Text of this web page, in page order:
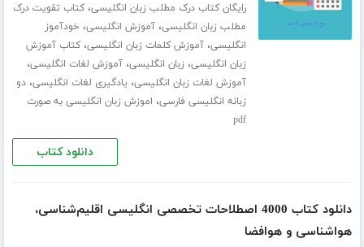
رایگان کتاب درک مطلب زبان انگلیسی،کتاب تقویت درک
مطلب زبان انگلیسی،آموزش انگلیسی، خودآموز
انگلیسی،آموزش کلمات زبان انگلیسی،کتاب آموزش
زبان انگلیسی، زبان انگلیسی،آموزش لغات انگلیسی،
آموزش لغات زبان انگلیسی، یادگیری لغات انگلیسی،دو
زبانه انگلیسی فارسی، اموزش زبان انگلیسی به صورت
pdf
دانلود کتاب
دانلود کتاب 4000 اصطلاحات تخصصی انگلیسی اقلیم‌شناسی،
هواشناسی و هوافضا